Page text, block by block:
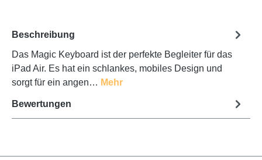
Beschreibung
Das Magic Keyboard ist der perfekte Begleiter für das
iPad Air. Es hat ein schlankes, mobiles Design und
sorgt für ein angen… Mehr
Bewertungen